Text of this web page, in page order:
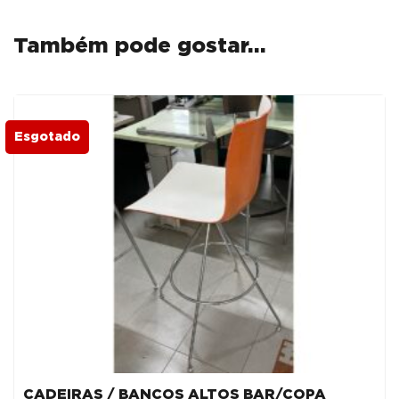
Também pode gostar…
CADEIRAS / BANCOS ALTOS BAR/COPA
Esgotado